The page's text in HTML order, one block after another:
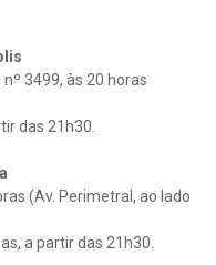
3499, às 20 horas
das 21h30.
(Av. Perimetral, ao lado
a partir das 21h30.